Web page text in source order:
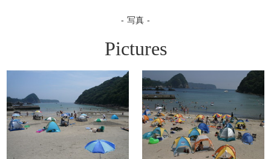
写真
Pictures